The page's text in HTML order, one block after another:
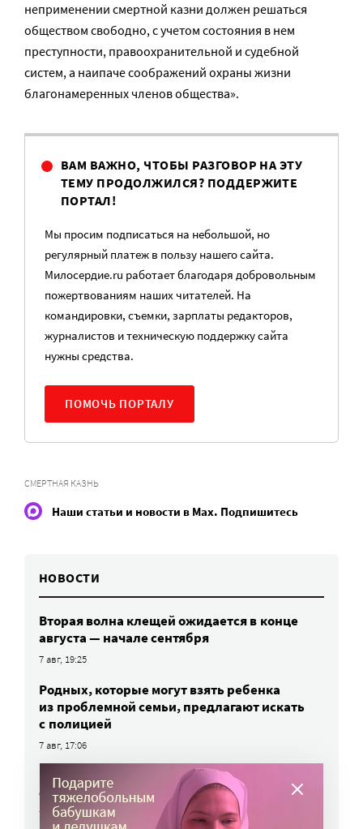
неприменении смертной казни должен решаться
обществом свободно, с учетом состояния в нем
преступности, правоохранительной и судебной
систем, а наипаче соображений охраны жизни
благонамеренных членов общества».
ВАМ ВАЖНО, ЧТОБЫ РАЗГОВОР НА ЭТУ
ТЕМУ ПРОДОЛЖИЛСЯ? ПОДДЕРЖИТЕ
ПОРТАЛ!
Мы просим подписаться на небольшой, но
регулярный платеж в пользу нашего сайта.
Милосердие.ru работает благодаря добровольным
пожертвованиям наших читателей. На
командировки, съемки, зарплаты редакторов,
журналистов и техническую поддержку сайта
нужны средства.
ПОМОЧЬ ПОРТАЛУ
СМЕРТНАЯ КАЗНЬ
Наши статьи и новости в Max. Подпишитесь
НОВОСТИ
Вторая волна клещей ожидается в конце
августа — начале сентября
7 авг, 19:25
Родных, которые могут взять ребенка
из проблемной семьи, предлагают искать
с полицией
7 авг, 17:06
Родителей детей-инвалидов просят пройти
опрос о трудоустройстве
7 авг, 15:34